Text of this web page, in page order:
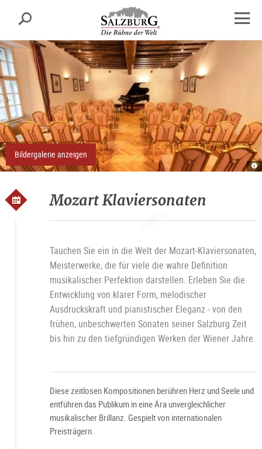
sr.skipnav.Zum
Inhalt
springen
sr.skipnav.Zum
Hauptmenü
springen
sr.skipnav.Zu
den
Kontaktinformationen
Suche
Bildergalerie anzeigen
Mozart Klaviersonaten
Tauchen Sie ein in die Welt der Mozart-Klaviersonaten,
Meisterwerke, die für viele die wahre Definition
musikalischer Perfektion darstellen. Erleben Sie die
Entwicklung von klarer Form, melodischer
Ausdruckskraft und pianistischer Eleganz - von den
frühen, unbeschwerten Sonaten seiner Salzburg Zeit
bis hin zu den tiefgründigen Werken der Wiener Jahre.
Diese zeitlosen Kompositionen berühren Herz und Seele und
entführen das Publikum in eine Ära unvergleichlicher
musikalischer Brillanz. Gespielt von internationalen
Preisträgern.